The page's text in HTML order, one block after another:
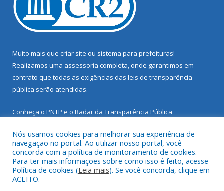
Muito mais que criar site ou sistema para prefeituras!
Realizamos uma assessoria completa, onde garantimos em
contrato que todas as exigências das leis de transparência
pública serão atendidas.
Conheça o PNTP e o Radar da Transparência Pública
Todos os direitos reservados a Prefeitura Municipal de Santarém
Novo.
Nós usamos cookies para melhorar sua experiência de
navegação no portal. Ao utilizar nosso portal, você
concorda com a política de monitoramento de cookies.
Para ter mais informações sobre como isso é feito, acesse
Política de cookies (Leia mais). Se você concorda, clique em
ACEITO.